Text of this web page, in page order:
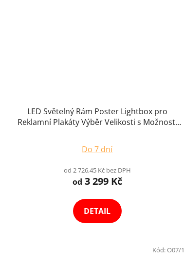
LED Světelný Rám Poster Lightbox pro
Reklamní Plakáty Výběr Velikosti s Možnosti
Do 7 dní
od 2 726,45 Kč bez DPH
od 3 299 Kč
DETAIL
Kód:O07/1